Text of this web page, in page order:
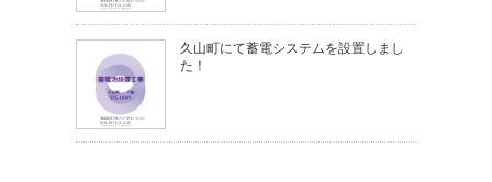
久山町にて蓄電システムを設置しまし
た！